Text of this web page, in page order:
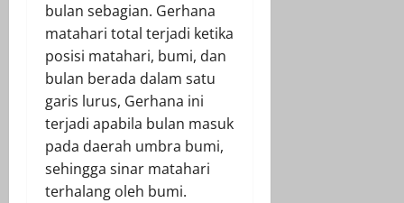
bulan sebagian. Gerhana
matahari total terjadi ketika
posisi matahari, bumi, dan
bulan berada dalam satu
garis lurus, Gerhana ini
terjadi apabila bulan masuk
pada daerah umbra bumi,
sehingga sinar matahari
terhalang oleh bumi.